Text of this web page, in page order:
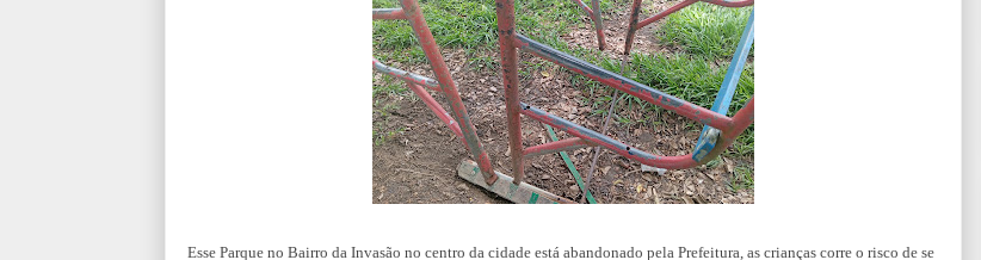
Esse Parque no Bairro da Invasão no centro da cidade está abandonado pela Prefeitura, as crianças corre o risco de se